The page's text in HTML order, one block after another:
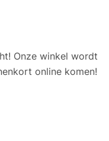
Onze winkel wordt
online komen!